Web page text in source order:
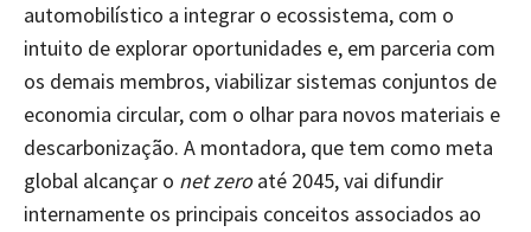
automobilístico a integrar o ecossistema, com o
intuito de explorar oportunidades e, em parceria com
os demais membros, viabilizar sistemas conjuntos de
economia circular, com o olhar para novos materiais e
descarbonização. A montadora, que tem como meta
global alcançar o net zeroaté 2045, vai difundir
internamente os principais conceitos associados ao